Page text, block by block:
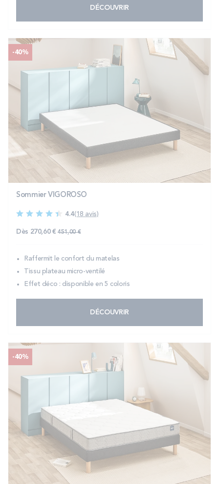
DÉCOUVRIR
-40%
Sommier VIGOROSO
4.4(18 avis)
Dès 270,60 € Prix normal
451,00 €
Raffermit le confort du matelas
Tissu plateau micro-ventilé
Effet déco : disponible en 5 coloris
DÉCOUVRIR
-40%